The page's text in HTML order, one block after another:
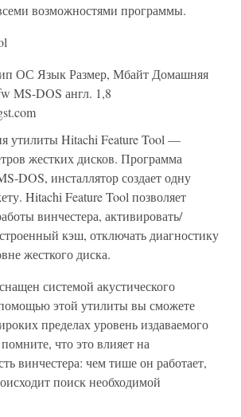
возможностями программы.
ОС Язык Размер, Мбайт Домашняя
MS-DOS англ. 1,8
утилиты Hitachi Feature Tool —
жестких дисков. Программа
DOS, инсталлятор создает одну
Hitachi Feature Tool позволяет
винчестера, активировать/
кэш, отключать диагностику
жесткого диска.
системой акустического
этой утилиты вы сможете
пределах уровень издаваемого
что это влияет на
винчестера: чем тише он работает,
поиск необходимой